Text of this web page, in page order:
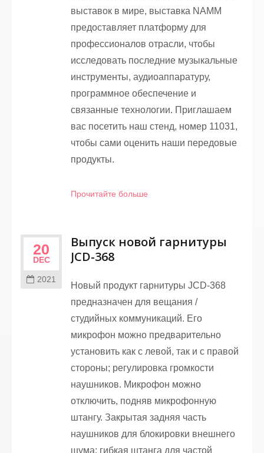
выставок в мире, выставка NAMM
предоставляет платформу для
профессионалов отрасли, чтобы
исследовать последние музыкальные
инструменты, аудиоаппаратуру,
программное обеспечение и
связанные технологии. Приглашаем
вас посетить наш стенд, номер 11031,
чтобы сами оценить наши передовые
продукты.
Прочитайте больше
20
DEC
2021
Выпуск новой гарнитуры
JCD-368
Новый продукт гарнитуры JCD-368
предназначен для вещания /
студийных коммуникаций. Его
микрофон можно предварительно
установить как с левой, так и с правой
стороны; регулировка громкости
наушников. Микрофон можно
отключить, подняв микрофонную
штангу. Закрытая задняя часть
наушников для блокировки внешнего
шума; гибкая штанга для частой